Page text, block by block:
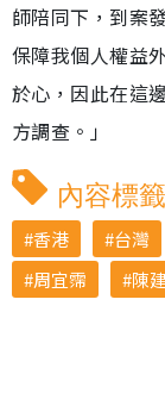
師陪同下，到案
保障我個人權益
於心，因此在這
方調查。」
內容標籤
香港 台灣
周宜霈
陳